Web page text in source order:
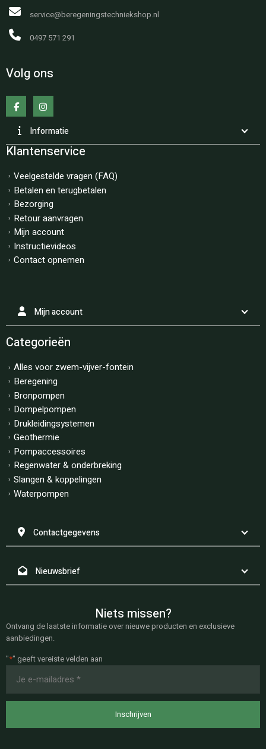
service@beregeningstechniekshop.nl
0497 571 291
Volg ons
Informatie
Klantenservice
Veelgestelde vragen (FAQ)
Betalen en terugbetalen
Bezorging
Retour aanvragen
Mijn account
Instructievideos
Contact opnemen
Mijn account
Categorieën
Alles voor zwem-vijver-fontein
Beregening
Bronpompen
Dompelpompen
Drukleidingsystemen
Geothermie
Pompaccessoires
Regenwater & onderbreking
Slangen & koppelingen
Waterpompen
Contactgegevens
Nieuwsbrief
Niets missen?
Ontvang de laatste informatie over nieuwe producten en exclusieve
aanbiedingen.
"*" geeft vereiste velden aan
mailadres
*